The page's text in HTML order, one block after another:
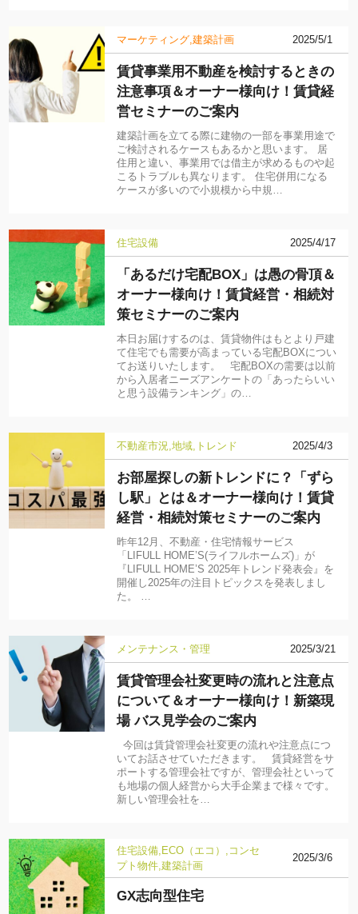
マーケティング 建築計画 2025/5/1
賃貸事業用不動産を検討するときの
注意事項＆オーナー様向け！賃貸経
営セミナーのご案内
建築計画を立てる際に建物の一部を事業用途で
ご検討されるケースもあるかと思います。 居
住用と違い、事業用では借主が求めるものや起
こるトラブルも異なります。 住宅併用になる
ケースが多いので小規模から中規…
住宅設備 2025/4/17
「あるだけ宅配BOX」は愚の骨頂＆
オーナー様向け！賃貸経営・相続対
策セミナーのご案内
本日お届けするのは、賃貸物件はもとより戸建
て住宅でも需要が高まっている宅配BOXについ
てお送りいたします。 宅配BOXの需要は以前
から入居者ニーズアンケートの「あったらいい
と思う設備ランキング」の…
不動産市況 地域 トレンド 2025/4/3
お部屋探しの新トレンドに？「ずら
し駅」とは＆オーナー様向け！賃貸
経営・相続対策セミナーのご案内
昨年12月、不動産・住宅情報サービス
「LIFULL HOME’S(ライフルホームズ)」が
『LIFULL HOME’S 2025年トレンド発表会』を
開催し2025年の注目トピックスを発表しまし
た。 …
メンテナンス・管理 2025/3/21
賃貸管理会社変更時の流れと注意点
について＆オーナー様向け！新築現
場 バス見学会のご案内
今回は賃貸管理会社変更の流れや注意点につ
いてお話させていただきます。 賃貸経営をサ
ポートする管理会社ですが、管理会社といって
も地場の個人経営から大手企業まで様々です。
新しい管理会社を…
住宅設備 ECO（エコ）
コンセ
プト物件 建築計画
2025/3/6
GX志向型住宅